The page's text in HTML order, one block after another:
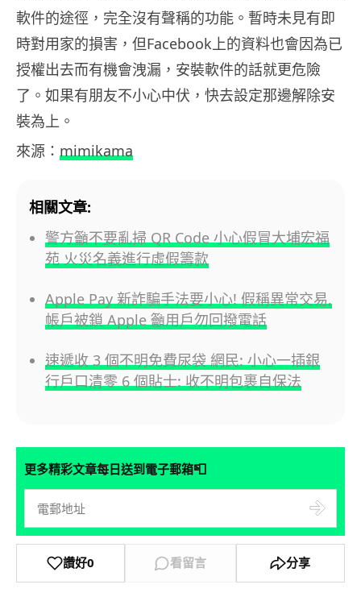
軟件的途徑，完全沒有聲稱的功能。暫時未見有即
時對用家的損害，但Facebook上的資料也會因為已
授權出去而有機會洩漏，安裝軟件的話就更危險
了。如果有朋友不小心中伏，快去設定那邊解除安
裝為上。
來源： mimikama
相關文章:
警方籲不要亂掃 QR Code 小心假冒大埔宏福
苑 火災名義進行虛假籌款
Apple Pay 新詐騙手法要小心! 假稱異常交易,
帳戶被鎖 Apple 籲用戶勿回撥電話
速遞收 3 個不明免費尿袋 網民: 小心一插銀
行戶口清零 6 個貼士: 收不明包裹自保法
更多精彩文章每日送到電子郵箱📮
讚好0 看留言 分享